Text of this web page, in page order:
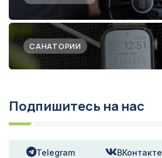
САНАТОРИИ
Подпишитесь на нас
Telegram ВКонтакте